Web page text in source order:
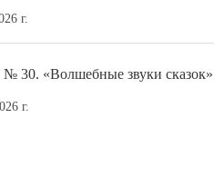
г.
30. «Волшебные звуки сказок»
г.